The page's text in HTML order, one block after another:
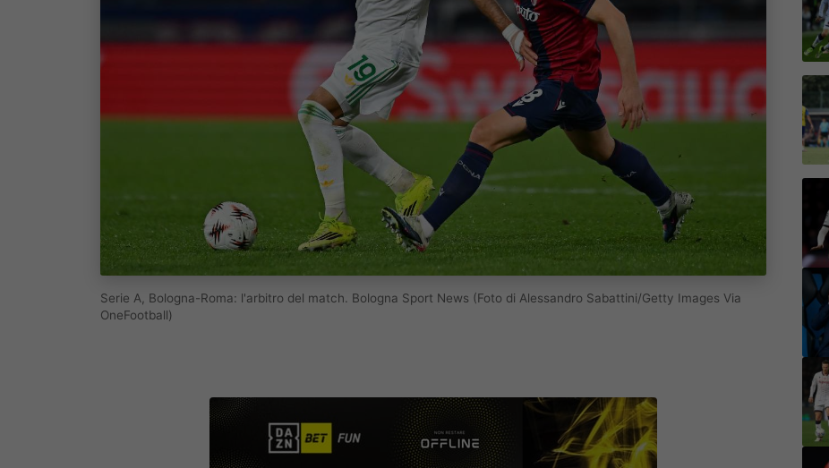
Serie A, Bologna-Roma: l'arbitro del match. Bologna Sport News (Foto di Alessandro Sabattini/Getty Images Via
OneFootball)